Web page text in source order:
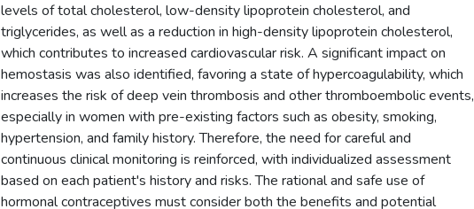
levels of total cholesterol, low-density lipoprotein cholesterol, and
triglycerides, as well as a reduction in high-density lipoprotein cholesterol,
which contributes to increased cardiovascular risk. A significant impact on
hemostasis was also identified, favoring a state of hypercoagulability, which
increases the risk of deep vein thrombosis and other thromboembolic events,
especially in women with pre-existing factors such as obesity, smoking,
hypertension, and family history. Therefore, the need for careful and
continuous clinical monitoring is reinforced, with individualized assessment
based on each patient's history and risks. The rational and safe use of
hormonal contraceptives must consider both the benefits and potential